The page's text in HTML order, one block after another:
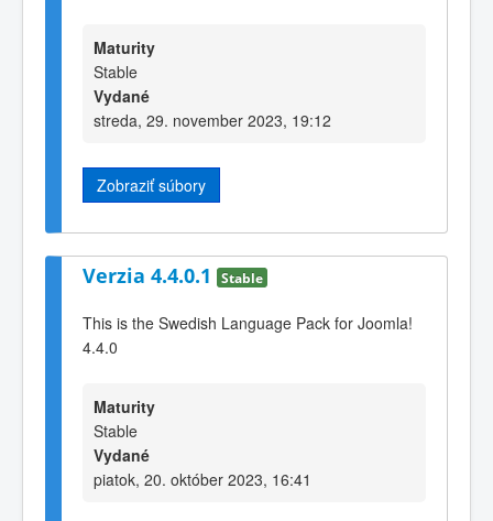
Maturity
Stable
Vydané
streda, 29. november 2023, 19:12
Zobraziť súbory
Verzia 4.4.0.1 Stable
This is the Swedish Language Pack for Joomla!
4.4.0
Maturity
Stable
Vydané
piatok, 20. október 2023, 16:41